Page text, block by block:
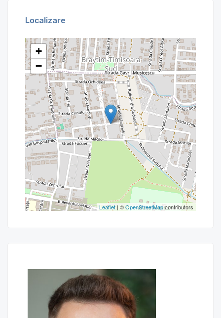
Localizare
+
−
Leaflet | ©OpenStreetMapcontributors